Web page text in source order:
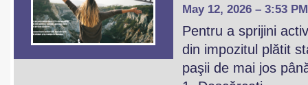
May 12, 2026 – 3:53 PM
Pentru a sprijini
din impozitul plătit
paşii de mai jos